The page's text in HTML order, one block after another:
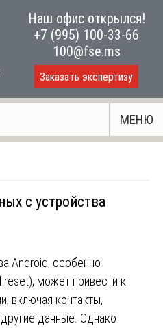
Наш офис открылся!
+7 (995) 100-33-66
100@fse.ms
Заказать экспертизу
МЕНЮ
с устройства
Android, особенно
reset), может привести к
включая контакты,
данные. Однако